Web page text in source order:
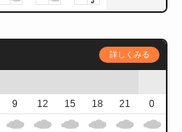
詳しくみる
9 12 15 18 21
0